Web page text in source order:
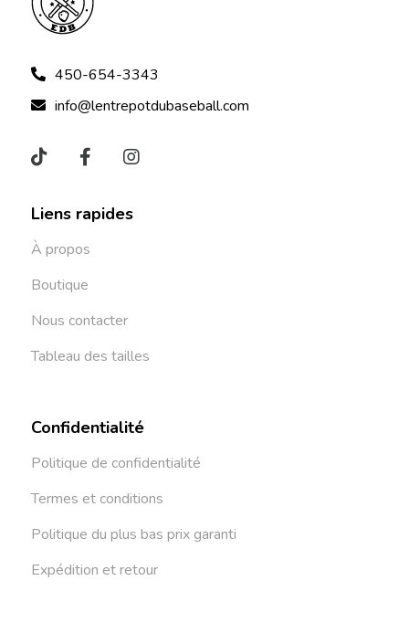
450-654-3343
info@lentrepotdubaseball.com
Liens rapides
À propos
Boutique
Nous contacter
Tableau des tailles
Confidentialité
Politique de confidentialité
Termes et conditions
Politique du plus bas prix garanti
Expédition et retour